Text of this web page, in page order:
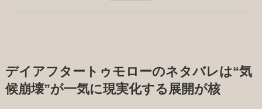
デイアフタートゥモローのネタバレは“気
候崩壊”が一気に現実化する展開が核